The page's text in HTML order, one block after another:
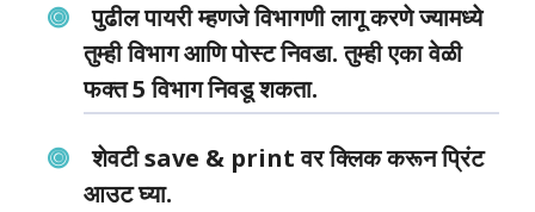
पुढील पायरी म्हणजे विभागणी लागू करणे ज्यामध्ये
तुम्ही विभाग आणि पोस्ट निवडा. तुम्ही एका वेळी
फक्त 5 विभाग निवडू शकता.
शेवटी save & print वर क्लिक करून प्रिंट
आउट घ्या.